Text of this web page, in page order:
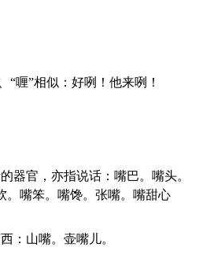
、“喱”相似：好咧！他来咧！
。嘴笨。嘴馋。张嘴。嘴甜心
西：山嘴。壶嘴儿。